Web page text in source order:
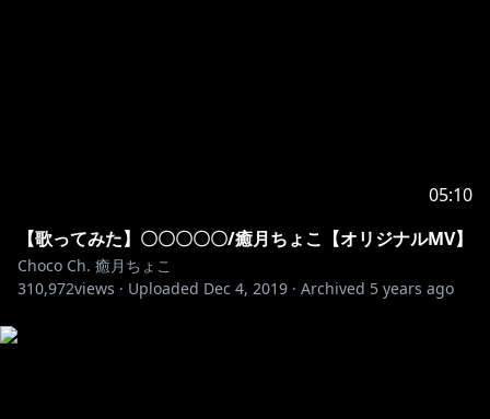
05:10
【歌ってみた】〇〇〇〇〇/癒月ちょこ【オリジナルMV】
Choco Ch. 癒月ちょこ
310,972views · Uploaded Dec 4, 2019 · Archived 5 years ago